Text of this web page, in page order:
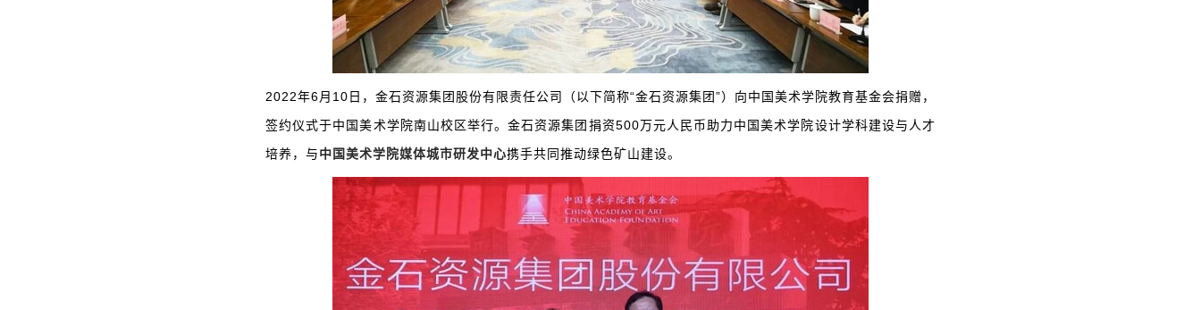
2022年6月10日，金石资源集团股份有限责任公司（以下简称“金石资源集团”）向中国美术学院教育基金会捐赠，
签约仪式于中国美术学院南山校区举行。金石资源集团捐资500万元人民币助力中国美术学院设计学科建设与人才
培养，与中国美术学院媒体城市研发中心携手共同推动绿色矿山建设。